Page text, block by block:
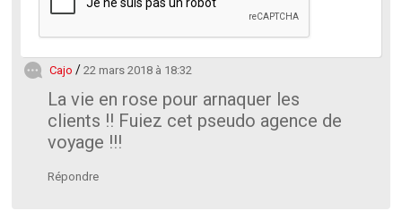
Cajo 22 mars 2018 à 18:32
La vie en rose pour arnaquer les
clients !! Fuiez cet pseudo agence de
voyage !!!
Répondre